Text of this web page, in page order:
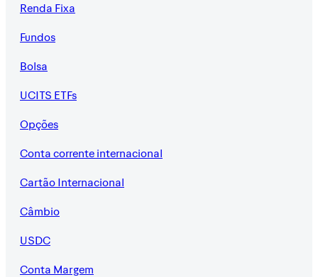
Renda Fixa
Fundos
Bolsa
UCITS ETFs
Opções
Conta corrente internacional
Cartão Internacional
Câmbio
USDC
Conta Margem